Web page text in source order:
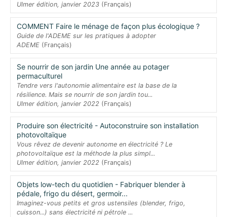
Ulmer édition, janvier 2023 (Français)
COMMENT Faire le ménage de façon plus écologique ?
Guide de l'ADEME sur les pratiques à adopter
ADEME (Français)
Se nourrir de son jardin Une année au potager
permaculturel
Tendre vers l'autonomie alimentaire est la base de la
résilience. Mais se nourrir de son jardin tou...
Ulmer édition, janvier 2022 (Français)
Produire son électricité - Autoconstruire son installation
photovoltaïque
Vous rêvez de devenir autonome en électricité ? Le
photovoltaïque est la méthode la plus simpl...
Ulmer édition, janvier 2022 (Français)
Objets low-tech du quotidien - Fabriquer blender à
pédale, frigo du désert, germoir...
Imaginez-vous petits et gros ustensiles (blender, frigo,
cuisson...) sans électricité ni pétrole ...